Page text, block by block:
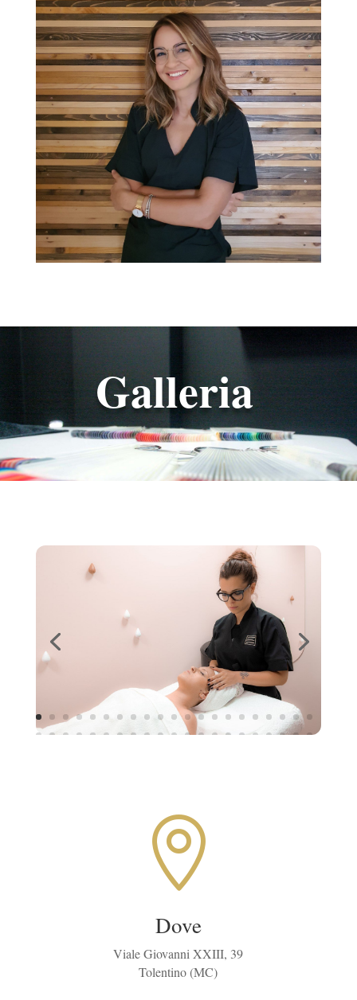
Galleria

Dove
Viale Giovanni XXIII, 39
Tolentino (MC)